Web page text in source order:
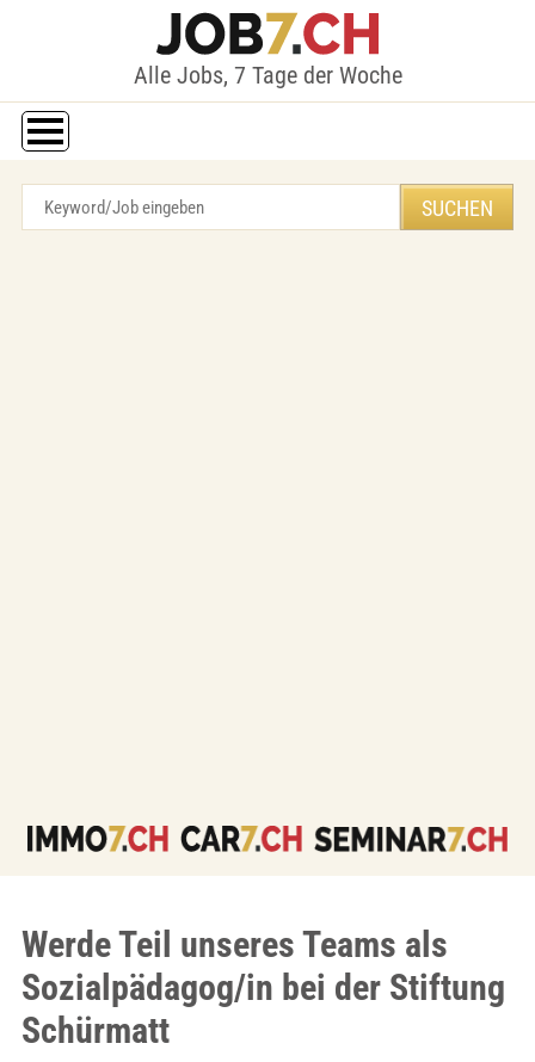
Alle Jobs, 7 Tage der Woche
Werde Teil unseres Teams als
Sozialpädagog/in bei der Stiftung
Schürmatt